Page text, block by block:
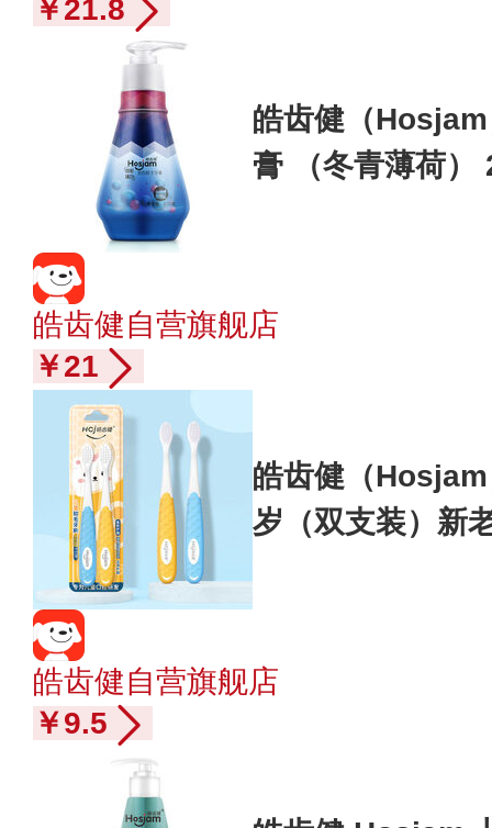
￥21.8
皓齿健（
膏 （冬青薄荷）
皓齿健自营旗舰店
￥21
皓齿健（
岁（双支装）新
皓齿健自营旗舰店
￥9.5